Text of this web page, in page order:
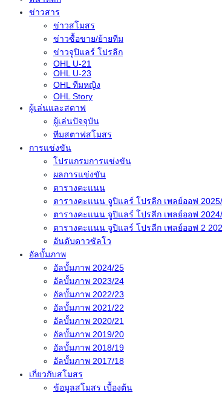
ข่าวสาร
ข่าวสโมสร
ข่าวซื้อขาย/ย้ายทีม
ข่าวจูปิแลร์ โปรลีก
OHL U-21
OHL U-23
OHL ทีมหญิง
OHL Story
ผู้เล่นและสตาฟ
ผู้เล่นปัจจุบัน
ทีมสตาฟสโมสร
การแข่งขัน
โปรแกรมการแข่งขัน
ผลการแข่งขัน
ตารางคะแนน
ตารางคะแนน จูปิแลร์ โปรลีก เพลย์ออฟ
ตารางคะแนน จูปิแลร์ โปรลีก เพลย์ออฟ
ตารางคะแนน จูปิแลร์ โปรลีก เพลย์ออฟ 2
อันดับดาวซัลโว
อัลบั้มภาพ
อัลบั้มภาพ 2024/25
อัลบั้มภาพ 2023/24
อัลบั้มภาพ 2022/23
อัลบั้มภาพ 2021/22
อัลบั้มภาพ 2020/21
อัลบั้มภาพ 2019/20
อัลบั้มภาพ 2018/19
อัลบั้มภาพ 2017/18
เกี่ยวกับสโมสร
ข้อมูลสโมสร เบื้องต้น